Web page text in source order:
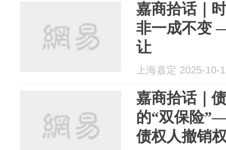
嘉商拾话｜
非一成不变
让
上海嘉定 2025-10-
嘉商拾话｜
的“双保险
债权人撤销